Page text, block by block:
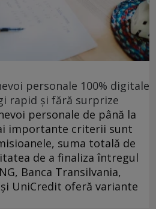
personale 100% digitale
rapid și fără surprize
personale de până la
importante criterii sunt
suma totală de
de a finaliza întregul
Banca Transilvania,
și UniCredit oferă variante